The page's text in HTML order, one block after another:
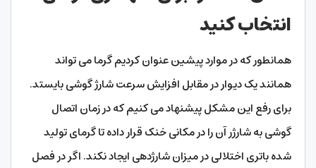
انتخاب کنید
همانطور که در موارد پیشین عنوان کردیم گرما می تواند
همانند یک دیوار در مقابل افزایش سرعت شارژ گوشی بایستد.
برای رفع این مشکل پیشنهاد می کنیم که در زمان اتصال
گوشی به شارژر آن را در مکانی خنک قرار داده تا گرمای تولید
شده باتری اختلالی در میزان شارژدهی ایجاد نکند. اگر در فصل